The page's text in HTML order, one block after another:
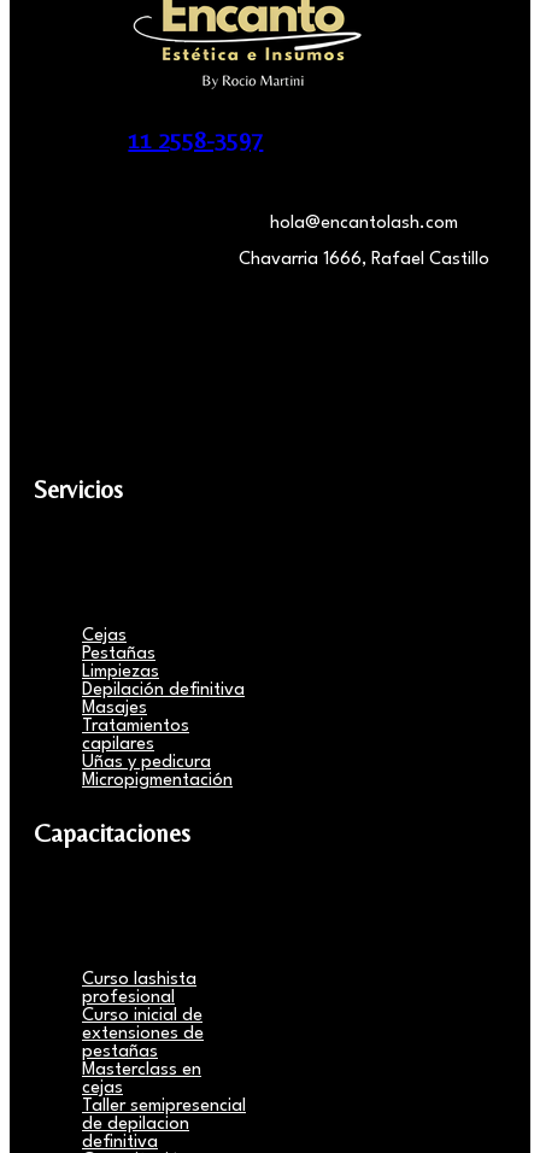
11 2558-3597
hola@encantolash.com
Chavarria 1666, Rafael Castillo
Servicios
Cejas
Pestañas
Limpiezas
Depilación definitiva
Masajes
Tratamientos
capilares
Uñas y pedicura
Micropigmentación
Capacitaciones
Curso lashista
profesional
Curso inicial de
extensiones de
pestañas
Masterclass en
cejas
Taller semipresencial
de depilacion
definitiva